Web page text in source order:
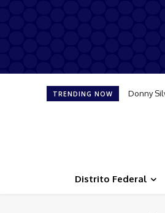
TRENDING NOW Donny
Distrito Federal